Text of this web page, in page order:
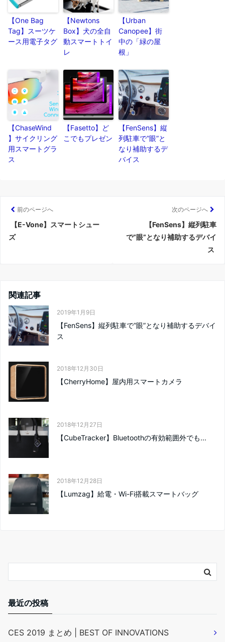
【One Bag
Tag】スーツケ
ース用電子タグ
【Newtons
Box】犬の全自
動スマートトイ
レ
【Urban
Canopee】街
中の「緑の屋
根」
【ChaseWind
】サイクリング
用スマートグラ
ス
【Fasetto】ど
こでもプレゼン
【FenSens】縦
列駐車で”眼”と
なり補助するデ
バイス
前のページへ
【E-Vone】スマートシュー
ズ
次のページへ
【FenSens】縦列駐車
で”眼”となり補助するデバイ
ス
関連記事
2019年1月9日
【FenSens】縦列駐車で”眼”となり補助するデバイ
ス
2018年12月30日
【CherryHome】屋内用スマートカメラ
2018年12月27日
【CubeTracker】Bluetoothの有効範囲外でも...
2018年12月28日
【Lumzag】給電・Wi-Fi搭載スマートバッグ
最近の投稿
CES 2019 まとめ | BEST OF INNOVATIONS